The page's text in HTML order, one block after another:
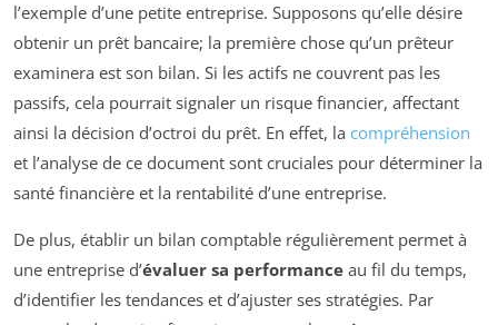
l’exemple d’une petite entreprise. Supposons qu’elle désire
obtenir un prêt bancaire; la première chose qu’un prêteur
examinera est son bilan. Si les actifs ne couvrent pas les
passifs, cela pourrait signaler un risque financier, affectant
ainsi la décision d’octroi du prêt. En effet, la compréhension
et l’analyse de ce document sont cruciales pour déterminer la
santé financière et la rentabilité d’une entreprise.
De plus, établir un bilan comptable régulièrement permet à
une entreprise d’évaluer sa performance au fil du temps,
d’identifier les tendances et d’ajuster ses stratégies. Par